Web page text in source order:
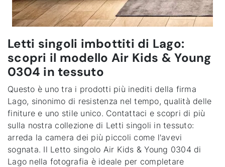
Letti singoli imbottiti di Lago:
scopri il modello Air Kids & Young
0304 in tessuto
Questo è uno tra i prodotti più inediti della firma
Lago, sinonimo di resistenza nel tempo, qualità delle
finiture e uno stile unico. Contattaci e scopri di più
sulla nostra collezione di Letti singoli in tessuto:
arreda la camera dei più piccoli come l'avevi
sognata. Il Letto singolo Air Kids & Young 0304 di
Lago nella fotografia è ideale per completare